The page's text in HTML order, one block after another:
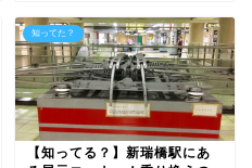
知ってた？
【知ってる？】新瑞橋駅にあ